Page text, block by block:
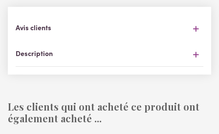
Description
Avis clients
Les clients qui ont acheté ce produit ont
également acheté ...